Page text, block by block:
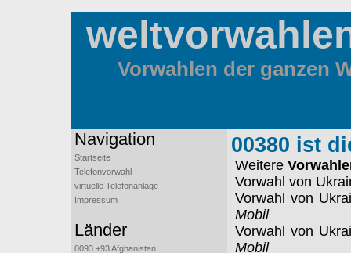
Vorwahlen der ganzen
Navigation
Startseite
Telefonvorwahl
virtuelle Telefonanlage
Impressum
Länder
0093 +93 Afghanistan
00380 ist
Weitere
Vorwahl von
Vorwahl von
Mobil
Vorwahl von
Mobil